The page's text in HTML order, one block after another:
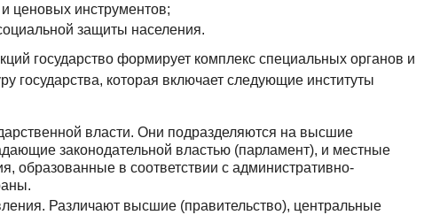
ценовых инструментов;
защиты населения.
государство формирует комплекс специальных органов и
государства, которая включает следующие институты
власти. Они подразделяются на высшие
законодательной властью (парламент), и местные
образованные в соответствии с административно-
Различают высшие (правительство), центральные